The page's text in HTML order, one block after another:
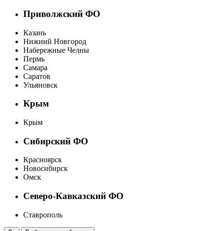
Приволжский ФО
Казань
Нижний Новгород
Набережные Челны
Пермь
Самара
Саратов
Ульяновск
Крым
Крым
Сибирский ФО
Красноярск
Новосибирск
Омск
Северо-Кавказский ФО
Ставрополь